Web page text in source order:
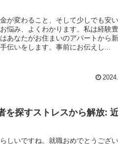
が変わること、そして少しでも安
悩み、よくわかります。私は経験
あなたがお住まいのアパートから
伝いをします。事前にお伝えし...
を探すストレスから解放:
しいですね。就職おめでとうござ